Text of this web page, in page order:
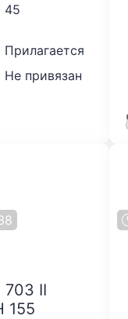
45
Прилагается
Не привязан
155